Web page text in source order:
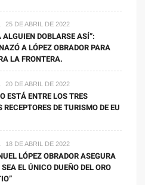
25 DE ABRIL DE 2022
DOBLARSE ASÍ”:
A LÓPEZ OBRADOR PARA
LA FRONTERA.
20 DE ABRIL DE 2022
ESTÁ ENTRE LOS TRES
DE TURISMO DE EU
18 DE ABRIL DE 2022
LÓPEZ OBRADOR ASEGURA
EL ÚNICO DUEÑO DEL ORO